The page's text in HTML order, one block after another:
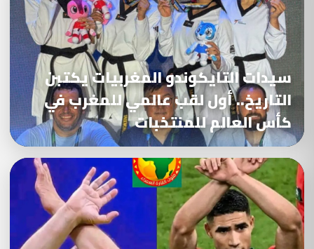
سيدات التايكوندو المغربيات يكتبن
التاريخ.. أول لقب عالمي للمغرب في
كأس العالم للمنتخبات